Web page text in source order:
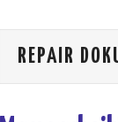
REPAIR